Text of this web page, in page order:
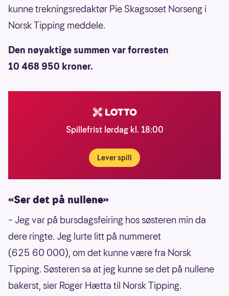
kunne trekningsredaktør Pie Skagsoset Norseng i
Norsk Tipping meddele.
Den nøyaktige summen var forresten
10 468 950 kroner.
Spillefrist lørdag kl. 18:00
Lever spill
«Ser det på nullene»
– Jeg var på bursdagsfeiring hos søsteren min da
dere ringte. Jeg lurte litt på nummeret
(625 60 000), om det kunne være fra Norsk
Tipping. Søsteren sa at jeg kunne se det på nullene
bakerst, sier Roger Hætta til Norsk Tipping.